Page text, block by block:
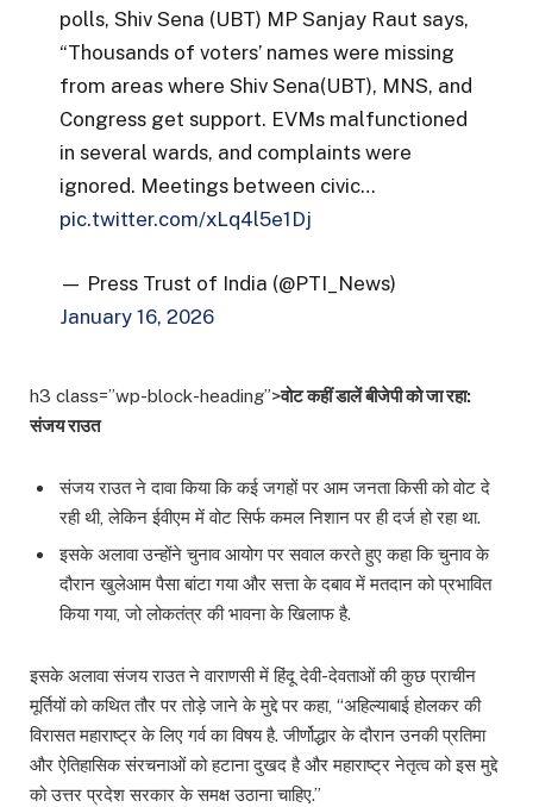
polls, Shiv Sena (UBT) MP Sanjay Raut says,
“Thousands of voters’ names were missing
from areas where Shiv Sena(UBT), MNS, and
Congress get support. EVMs malfunctioned
in several wards, and complaints were
ignored. Meetings between civic…
pic.twitter.com/xLq4l5e1Dj
— Press Trust of India (@PTI_News)
January 16, 2026
h3 class=”wp-block-heading”>वोट कहीं डालें बीजेपी को जा रहा:
संजय राउत
संजय राउत ने दावा किया कि कई जगहों पर आम जनता किसी को वोट दे
रही थी, लेकिन ईवीएम में वोट सिर्फ कमल निशान पर ही दर्ज हो रहा था.
इसके अलावा उन्होंने चुनाव आयोग पर सवाल करते हुए कहा कि चुनाव के
दौरान खुलेआम पैसा बांटा गया और सत्ता के दबाव में मतदान को प्रभावित
किया गया, जो लोकतंत्र की भावना के खिलाफ है.
इसके अलावा संजय राउत ने वाराणसी में हिंदू देवी-देवताओं की कुछ प्राचीन
मूर्तियों को कथित तौर पर तोड़े जाने के मुद्दे पर कहा, “अहिल्याबाई होलकर की
विरासत महाराष्ट्र के लिए गर्व का विषय है. जीर्णोद्धार के दौरान उनकी प्रतिमा
और ऐतिहासिक संरचनाओं को हटाना दुखद है और महाराष्ट्र नेतृत्व को इस मुद्दे
को उत्तर प्रदेश सरकार के समक्ष उठाना चाहिए.”